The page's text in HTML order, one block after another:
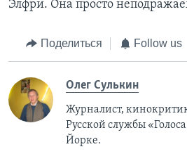
Элфри. Она просто
Поделиться Follow us
Олег Сулькин
Журналист,
Русской службы
Йорке.